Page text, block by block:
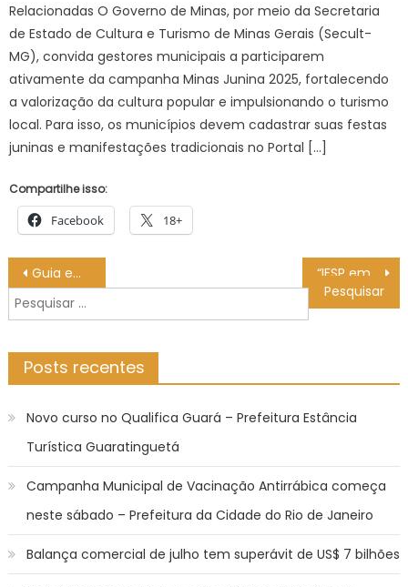
Relacionadas O Governo de Minas, por meio da Secretaria
de Estado de Cultura e Turismo de Minas Gerais (Secult-
MG), convida gestores municipais a participarem
ativamente da campanha Minas Junina 2025, fortalecendo
a valorização da cultura popular e impulsionando o turismo
local. Para isso, os municípios devem cadastrar suas festas
juninas e manifestações tradicionais no Portal […]
Compartilhe isso:
Facebook 18+
Navegação
de
Post
Guia em mandarim mostra oportunidades de investimentos no Brasil
Pesquisar
por:
Posts recentes
Novo curso no Qualifica Guará – Prefeitura Estância
Turística Guaratinguetá
Campanha Municipal de Vacinação Antirrábica começa
neste sábado – Prefeitura da Cidade do Rio de Janeiro
Balança comercial de julho tem superávit de US$ 7 bilhões